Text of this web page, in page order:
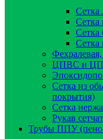
Сетка
Сетка
Сетка
Сетка
ЦПВС и
Сетка из
покрытия)
Сетка
Рукав
Трубы ППУ